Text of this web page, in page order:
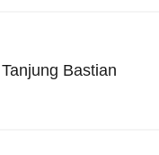
Bastian